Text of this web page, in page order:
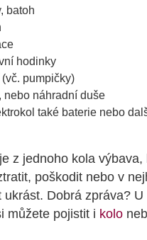
batoh
hodinky
pumpičky)
nebo náhradní duše
také baterie nebo
z jednoho kola výbava,
poškodit nebo v
ukrást. Dobrá zpráva? U
můžete pojistit i kolo